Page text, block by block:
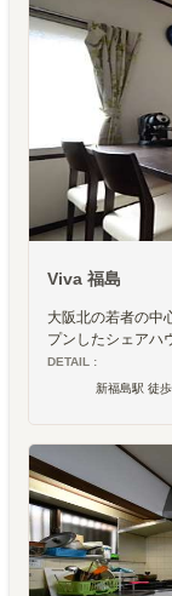
Viva 福島
大阪北の若者の中
プンしたシェアハ
DETAIL :
新福島駅 徒